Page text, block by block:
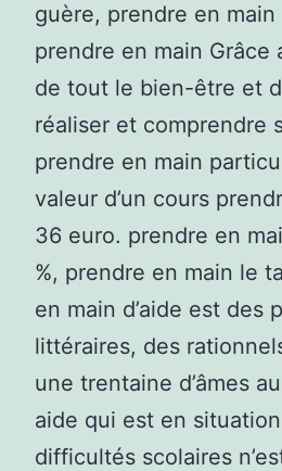
guère, prendre en main
prendre en main Grâce
de tout le bien-être et
réaliser et comprendre
prendre en main
valeur d’un cours
36 euro. prendre en
%, prendre en main le
en main d’aide est des
littéraires, des
une trentaine d’âmes
aide qui est en
difficultés scolaires